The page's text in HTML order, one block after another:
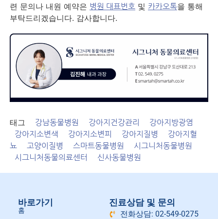
련 문의나 내원 예약은 병원 대표번호 및 카카오톡을 통해
부탁드리겠습니다. 감사합니다.
태그 강남동물병원 강아지건강관리
강아지방광염
강아지소변색
강아지소변피 강아지질병
강아지혈
뇨
고양이질병 스마트동물병원
시그니처동물병원
시그니처동물의료센터
신사동물병원
바로가기
홈
진료상담 및 문의
전화상담: 02-549-0275